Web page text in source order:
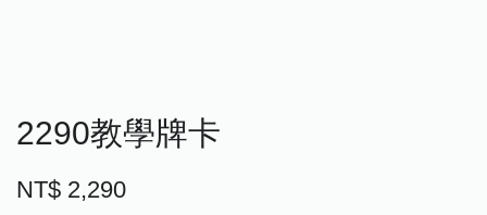
2290教學牌卡
NT$ 2,290